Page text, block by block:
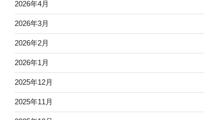
2026年4月
2026年3月
2026年2月
2026年1月
2025年12月
2025年11月